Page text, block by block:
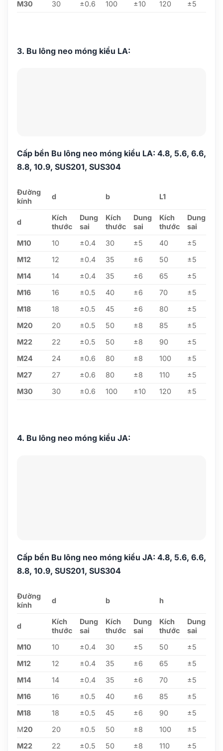
M30 30 ±0.6 100 ±10 120 ±5
3. Bu lông neo móng kiểu LA:
Cấp bền Bu lông neo móng kiểu LA: 4.8, 5.6, 6.6,
8.8, 10.9, SUS201, SUS304
Đường
kính
d b L1
d
Kích
thước
Dung
sai
Kích
thước
Dung
sai
Kích
thước
Dung
sai
M10
10 ±0.4 30 ±5 40
±5
M12
12 ±0.4 35 ±6 50
±5
M14
14 ±0.4 35 ±6 65
±5
M16
16 ±0.5 40 ±6 70
±5
M18
18 ±0.5 45 ±6 80
±5
M20
20 ±0.5 50 ±8 85
±5
M22
22 ±0.5 50 ±8 90
±5
M24
24 ±0.6 80 ±8 100
±5
M27
27 ±0.6 80 ±8 110
±5
M30
30 ±0.6 100 ±10 120 ±5
4. Bu lông neo móng kiểu JA:
Cấp bền Bu lông neo móng kiểu JA: 4.8, 5.6, 6.6,
8.8, 10.9, SUS201, SUS304
Đường
kính
d b h
d
Kích
thước
Dung
sai
Kích
thước
Dung
sai
Kích
thước
Dung
sai
M10
10 ±0.4 30 ±5 50
±5
M12
12 ±0.4 35 ±6 65
±5
M14
14 ±0.4 35 ±6 70
±5
M16
16 ±0.5 40 ±6 85
±5
M18
18 ±0.5 45 ±6 90
±5
M20 20 ±0.5 50 ±8 100
±5
M22
22 ±0.5 50 ±8 110
±5